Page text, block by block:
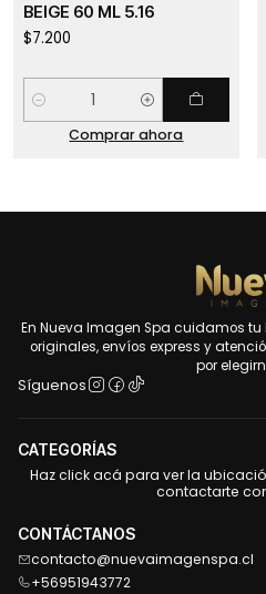
BEIGE 60 ML 5.16
$7.200
Cantidad
Comprar ahora
En Nueva Imagen Spa cuidamos
originales, envíos express y
por
Síguenos
CATEGORÍAS
Haz click acá para ver la
contactarte
CONTÁCTANOS
contacto@nuevaimagenspa.cl
+56951943772